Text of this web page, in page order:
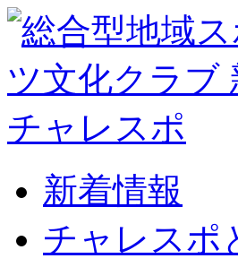
新着情報
チャレスポ